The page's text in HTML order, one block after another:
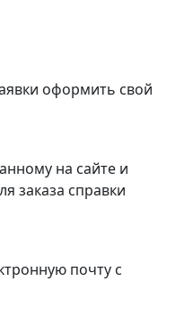
оформить свой
на сайте и
заказа справки
почту с